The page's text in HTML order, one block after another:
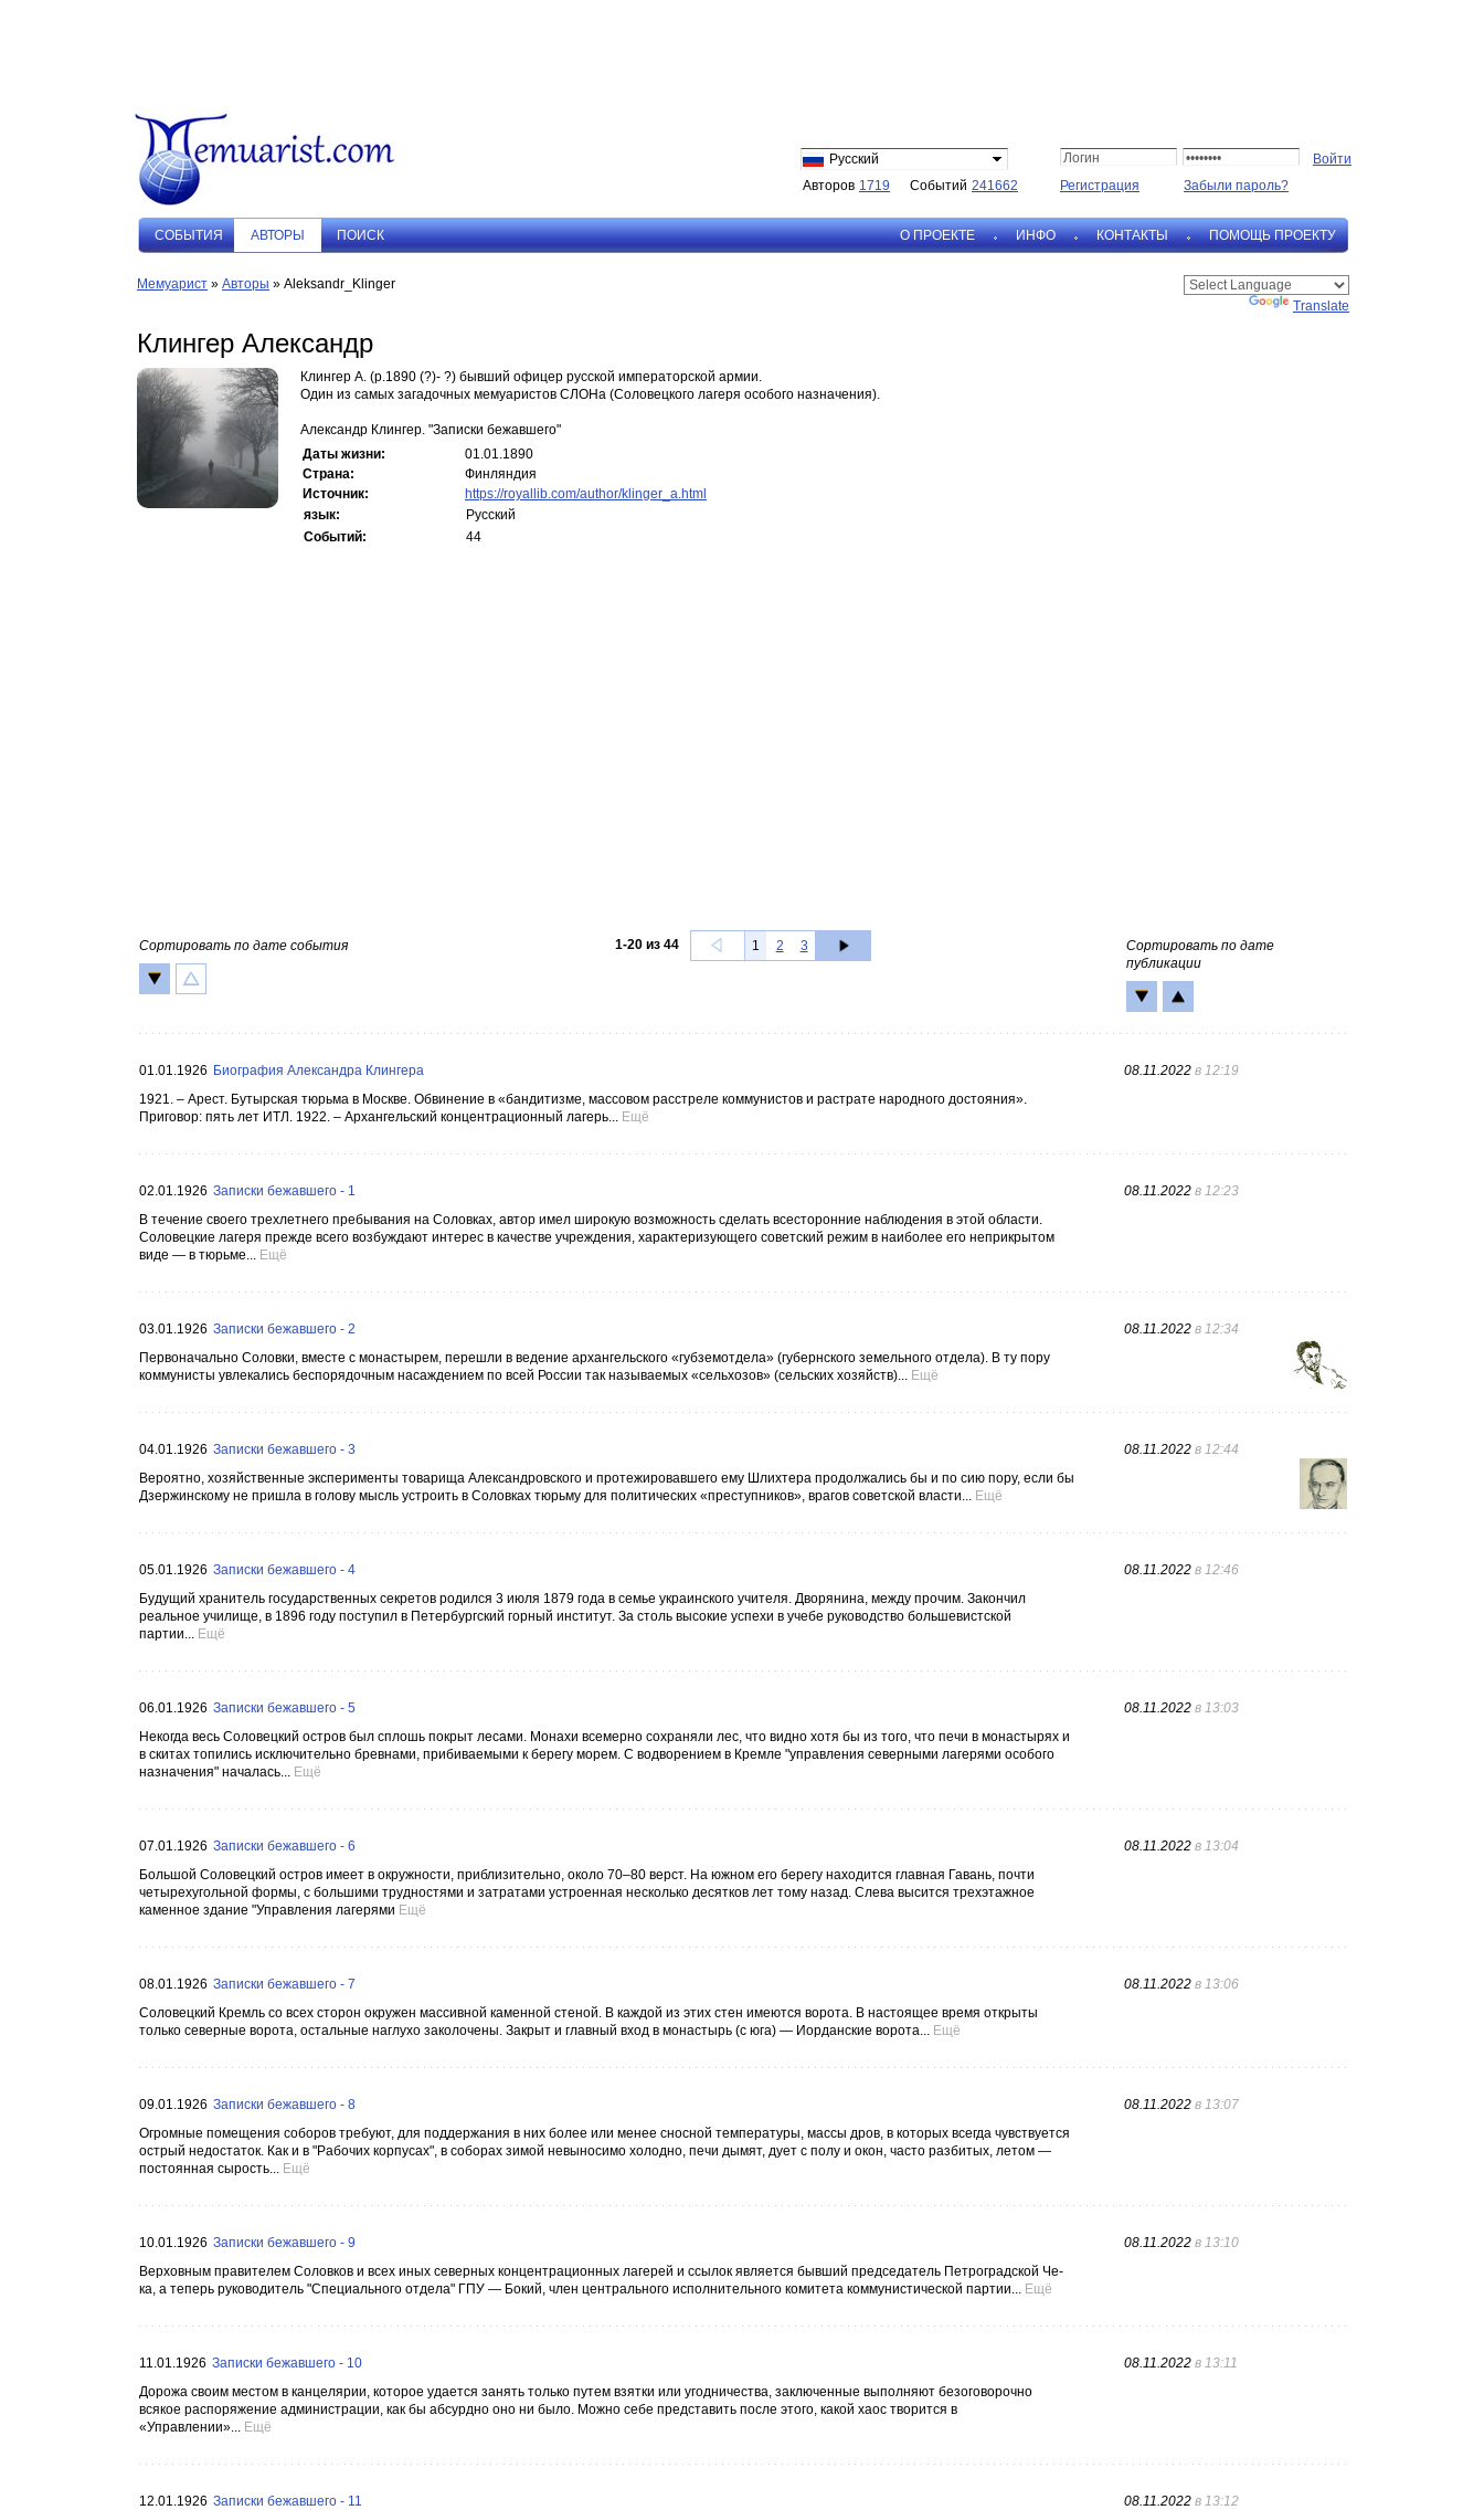
Русский
Авторов 1719 Событий 241662 Регистрация Забыли пароль?
СОБЫТИЯ АВТОРЫ ПОИСК О ПРОЕКТЕ ИНФО КОНТАКТЫ ПОМОЩЬ ПРОЕКТУ
Мемуарист » Авторы » Aleksandr_Klinger
Translate
Клингер Александр
Клингер А. (р.1890 (?)- ?) бывший офицер русской императорской армии.
Один из самых загадочных мемуаристов СЛОНа (Соловецкого лагеря особого назначения).
Александр Клингер. "Записки бежавшего"
Даты жизни:
01.01.1890
Страна:
Финляндия
Источник:
https://royallib.com/author/klinger_a.html
язык:
Русский
Событий:
44
Сортировать по дате события 1-20из 44 1 2 3
Сортировать по дате
публикации
01.01.1926 Биография Александра Клингера
1921. – Арест. Бутырская тюрьма в Москве. Обвинение в «бандитизме, массовом расстреле коммунистов и растрате народного достояния».
Приговор: пять лет ИТЛ. 1922. – Архангельский концентрационный лагерь... Ещё
08.11.2022 в 12:19
02.01.1926 Записки бежавшего - 1
В течение своего трехлетнего пребывания на Соловках, автор имел широкую возможность сделать всесторонние наблюдения в этой области.
Соловецкие лагеря прежде всего возбуждают интерес в качестве учреждения, характеризующего советский режим в наиболее его неприкрытом
виде — в тюрьме... Ещё
08.11.2022 в 12:23
03.01.1926 Записки бежавшего - 2
Первоначально Соловки, вместе с монастырем, перешли в ведение архангельского «губземотдела» (губернского земельного отдела). В ту пору
коммунисты увлекались беспорядочным насаждением по всей России так называемых «сельхозов» (сельских хозяйств)... Ещё
08.11.2022 в 12:34
04.01.1926 Записки бежавшего - 3
Вероятно, хозяйственные эксперименты товарища Александровского и протежировавшего ему Шлихтера продолжались бы и по сию пору, если бы
Дзержинскому не пришла в голову мысль устроить в Соловках тюрьму для политических «преступников», врагов советской власти... Ещё
08.11.2022 в 12:44
05.01.1926 Записки бежавшего - 4
Будущий хранитель государственных секретов родился 3 июля 1879 года в семье украинского учителя. Дворянина, между прочим. Закончил
реальное училище, в 1896 году поступил в Петербургский горный институт. За столь высокие успехи в учебе руководство большевистской
партии... Ещё
08.11.2022 в 12:46
06.01.1926 Записки бежавшего - 5
Некогда весь Соловецкий остров был сплошь покрыт лесами. Монахи всемерно сохраняли лес, что видно хотя бы из того, что печи в монастырях и
в скитах топились исключительно бревнами, прибиваемыми к берегу морем. С водворением в Кремле "управления северными лагерями особого
назначения" началась... Ещё
08.11.2022 в 13:03
07.01.1926 Записки бежавшего - 6
Большой Соловецкий остров имеет в окружности, приблизительно, около 70–80 верст. На южном его берегу находится главная Гавань, почти
четырехугольной формы, с большими трудностями и затратами устроенная несколько десятков лет тому назад. Слева высится трехэтажное
каменное здание "Управления лагерями Ещё
08.11.2022 в 13:04
08.01.1926 Записки бежавшего - 7
Соловецкий Кремль со всех сторон окружен массивной каменной стеной. В каждой из этих стен имеются ворота. В настоящее время открыты
только северные ворота, остальные наглухо заколочены. Закрыт и главный вход в монастырь (с юга) — Иорданские ворота... Ещё
08.11.2022 в 13:06
09.01.1926 Записки бежавшего - 8
Огромные помещения соборов требуют, для поддержания в них более или менее сносной температуры, массы дров, в которых всегда чувствуется
острый недостаток. Как и в "Рабочих корпусах", в соборах зимой невыносимо холодно, печи дымят, дует с полу и окон, часто разбитых, летом —
постоянная сырость... Ещё
08.11.2022 в 13:07
10.01.1926 Записки бежавшего - 9
Верховным правителем Соловков и всех иных северных концентрационных лагерей и ссылок является бывший председатель Петроградской Че-
ка, а теперь руководитель "Специального отдела" ГПУ — Бокий, член центрального исполнительного комитета коммунистической партии... Ещё
08.11.2022 в 13:10
11.01.1926 Записки бежавшего - 10
Дорожа своим местом в канцелярии, которое удается занять только путем взятки или угодничества, заключенные выполняют безоговорочно
всякое распоряжение администрации, как бы абсурдно оно ни было. Можно себе представить после этого, какой хаос творится в
«Управлении»... Ещё
08.11.2022 в 13:11
12.01.1926 Записки бежавшего - 11
08.11.2022 в 13:12